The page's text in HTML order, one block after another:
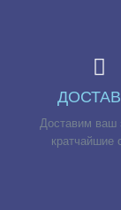
Доставим ваш
кратчайшие